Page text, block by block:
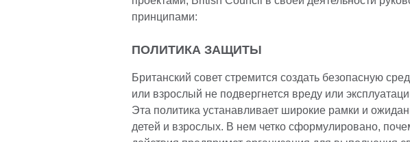
принципами:
ПОЛИТИКА ЗАЩИТЫ
Британский совет стремится создать безопасную
или взрослый не подвергнется вреду или
Эта политика устанавливает широкие рамки и
детей и взрослых. В нем четко сформулировано,